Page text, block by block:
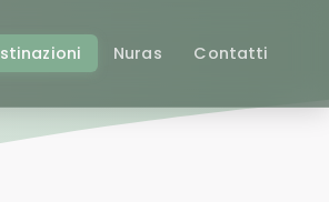
Nuras Contatti